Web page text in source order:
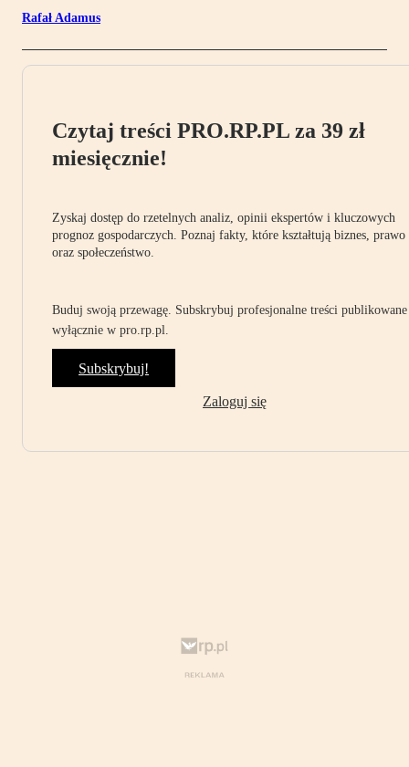
Rafał Adamus
Czytaj treści PRO.RP.PL za 39 zł
miesięcznie!
Zyskaj dostęp do rzetelnych analiz, opinii ekspertów i kluczowych
prognoz gospodarczych. Poznaj fakty, które kształtują biznes, prawo
oraz społeczeństwo.
Buduj swoją przewagę. Subskrybuj profesjonalne treści publikowane
wyłącznie w pro.rp.pl.
Subskrybuj!
Zaloguj się